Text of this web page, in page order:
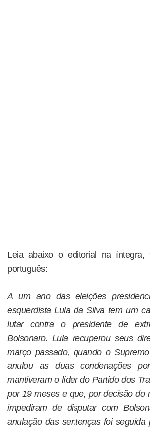
Leia abaixo o editorial na íntegra,
português:
A um ano das eleições
esquerdista Lula da Silva tem um
lutar contra o presidente de
Bolsonaro. Lula recuperou seus
março passado, quando o
anulou as duas condenações
mantiveram o líder do Partido dos
por 19 meses e que, por decisão do
impediram de disputar com
anulação das sentenças foi seguida